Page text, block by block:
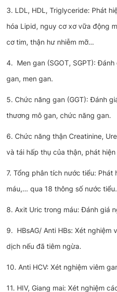
3. LDL, HDL, Triglyceride: Phát
hóa Lipid, nguy cơ xơ vữa động
cơ tim, thận hư nhiễm mỡ…
4. Men gan (SGOT, SGPT):
gan, men gan.
5. Chức năng gan (GGT): Đánh
thương mô gan, chức năng gan.
6. Chức năng thận Creatinine,
và tái hấp thụ của thận, phát
7. Tổng phân tích nước tiểu: Phát
máu,… qua 18 thông số nước tiểu.
8. Axit Uric trong máu: Đánh giá
9. HBsAG/ Anti HBs: Xét nghiệm
dịch nếu đã tiêm ngừa.
10. Anti HCV: Xét nghiệm viêm
11. HIV, Giang mai: Xét nghiệm